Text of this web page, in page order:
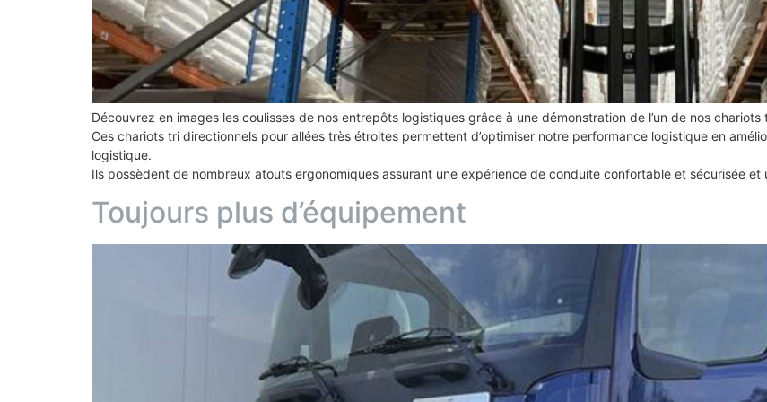
Découvrez en images les coulisses de nos entrepôts logistiques grâce à une démonstration de l’un de nos
Ces chariots tri directionnels pour allées très étroites permettent d’optimiser notre performance logistique en
logistique.
Ils possèdent de nombreux atouts ergonomiques assurant une expérience de conduite confortable et sécurisée
Toujours plus d’équipement